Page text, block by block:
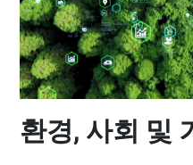
환경, 사회 및